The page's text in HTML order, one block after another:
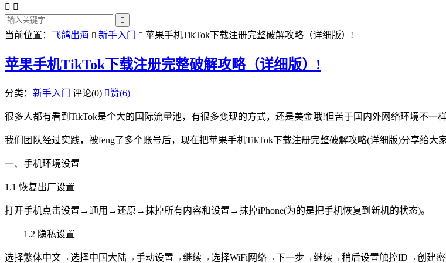
 

当前位置： 飞鸽出海  新手入门  苹果手机TikTok下载注册完整破解攻略（详细版）!
苹果手机TikTok下载注册完整破解攻略（详细版）!
分类： 新手入门 评论(0) 赞(6)
很多人都有看到TikTok是个大的国际流量池，有很多变现的方式，还是美金哦!但苦于国内外网络环境不一
我们团队经过实践，被feng了多个账号后，现在把苹果手机TikTok下载注册完整破解攻略(详细版)分享给大家
一、手机环境设置
1.1 恢复出厂设置
打开手机点击设置→通用→还原→抹掉所有内容和设置→抹掉iPhone(为的是把手机恢复到新机的状态)。
1.2 隐私设置
选择繁体中文→选择中国大陆→手动设置→继续→选择WiFi网络→下一步→继续→稍后设置触控ID→创建